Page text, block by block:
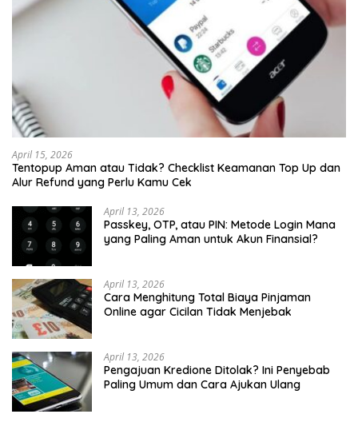
April 15, 2026
Tentopup Aman atau Tidak? Checklist Keamanan Top Up dan
Alur Refund yang Perlu Kamu Cek
April 13, 2026
Passkey, OTP, atau PIN: Metode Login Mana
yang Paling Aman untuk Akun Finansial?
April 13, 2026
Cara Menghitung Total Biaya Pinjaman
Online agar Cicilan Tidak Menjebak
April 13, 2026
Pengajuan Kredione Ditolak? Ini Penyebab
Paling Umum dan Cara Ajukan Ulang